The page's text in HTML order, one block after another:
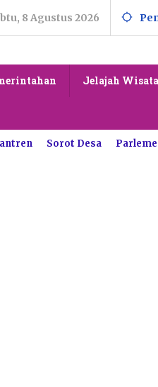
8 Agustus 2026
Jelajah Wisata
Sorot Desa